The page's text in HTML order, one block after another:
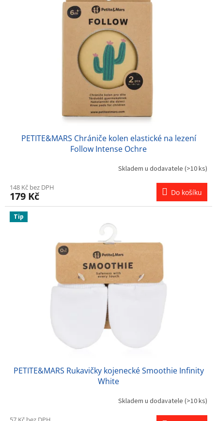
PETITE&MARS Chrániče kolen elastické na lezení
Follow Intense Ochre
Skladem u dodavatele (>10 ks)
148 Kč bez DPH
179 Kč Do košíku
Tip
PETITE&MARS Rukavičky kojenecké Smoothie Infinity
White
Skladem u dodavatele (>10 ks)